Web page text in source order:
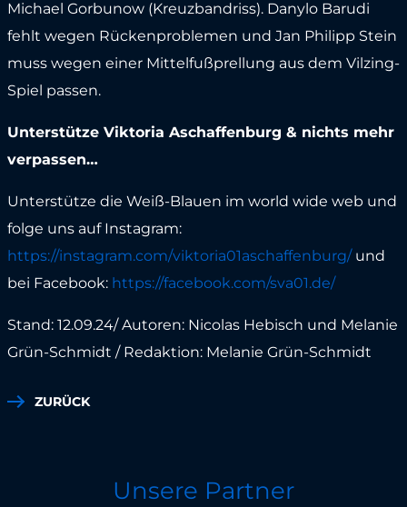
Michael Gorbunow (Kreuzbandriss). Danylo Barudi
fehlt wegen Rückenproblemen und Jan Philipp Stein
muss wegen einer Mittelfußprellung aus dem Vilzing-
Spiel passen.
Unterstütze Viktoria Aschaffenburg & nichts mehr
verpassen…
Unterstütze die Weiß-Blauen im world wide web und
folge uns auf Instagram:
https://instagram.com/viktoria01aschaffenburg/ und
bei Facebook: https://facebook.com/sva01.de/
Stand: 12.09.24/ Autoren: Nicolas Hebisch und Melanie
Grün-Schmidt / Redaktion: Melanie Grün-Schmidt
ZURÜCK
Unsere Partner